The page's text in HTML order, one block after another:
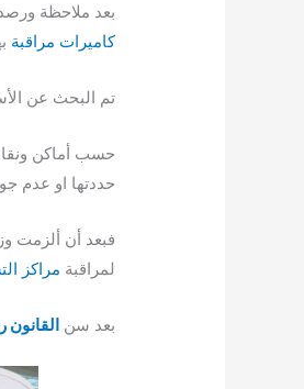
بعد ملاحظة
كاميرات مراقبة
تم البحث عن
حسب أماكن
حددتها او عدم
فبعد أن ألزمت
لمراقبة مراكز
بعد سنالقانون رقم 61